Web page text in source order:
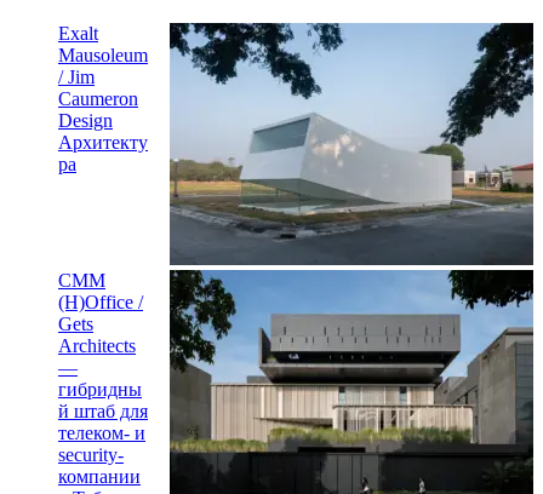
Exalt
Mausoleum
/ Jim
Caumeron
Design
Архитекту
ра
CMM
(H)Office /
Gets
Architects
—
гибридны
й штаб для
телеком- и
security-
компании